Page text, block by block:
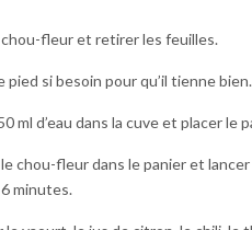
chou-fleur et retirer les feuilles.
pied si besoin pour qu’il tienne bien.
ml d’eau dans la cuve et placer le
chou-fleur dans le panier et
minutes.